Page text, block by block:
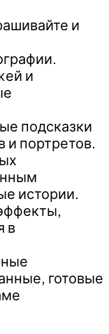
и
и
подсказки
и портретов.
истории.
в
готовые